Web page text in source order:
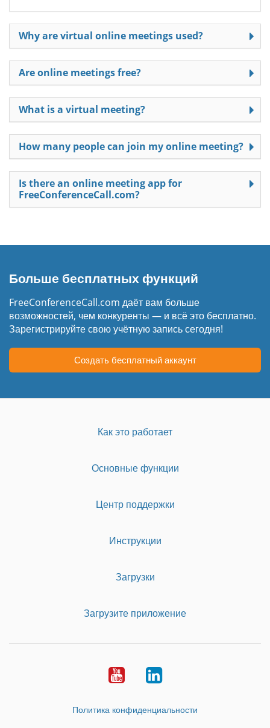
Why are virtual online meetings used?
Are online meetings free?
What is a virtual meeting?
How many people can join my online meeting?
Is there an online meeting app for
FreeConferenceCall.com?
Больше бесплатных функций
FreeConferenceCall.com даёт вам больше
возможностей, чем конкуренты — и всё это бесплатно.
Зарегистрируйте свою учётную запись сегодня!
Создать бесплатный аккаунт
Как это работает
Основные функции
Центр поддержки
Инструкции
Загрузки
Загрузите приложение
YoutubeLinkedIn
Политика конфиденциальности